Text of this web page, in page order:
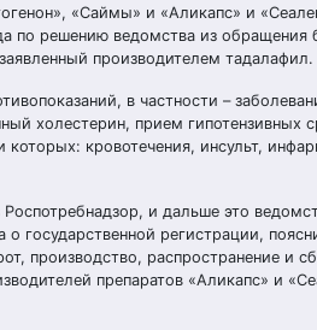
«Саймы» и «Аликапс» и
по решению ведомства из
производителем тадалафил.
в частности –
холестерин, прием гипотензивных
кровотечения, инсульт,
и дальше это
государственной регистрации,
производство, распространение и
препаратов «Аликапс» и